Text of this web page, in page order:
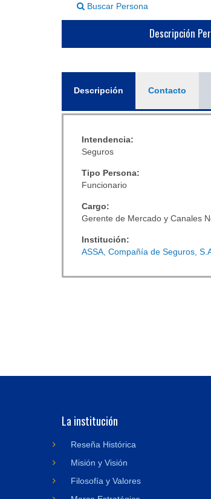
Buscar Persona
Descripción
Descripción (solapaContacto
Intendencia:
Seguros
Tipo Persona:
Funcionario
Cargo:
Gerente de Mercado y Canales
Institución:
ASSA, Compañía de Seguros,
La institución
Reseña Histórica
Misión y Visión
Filosofía y Valores